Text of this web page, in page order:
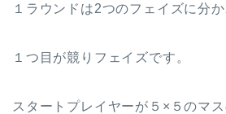
１ラウンドは2つのフェイズに分か
１つ目が競りフェイズです。
スタートプレイヤーが５×５のマ